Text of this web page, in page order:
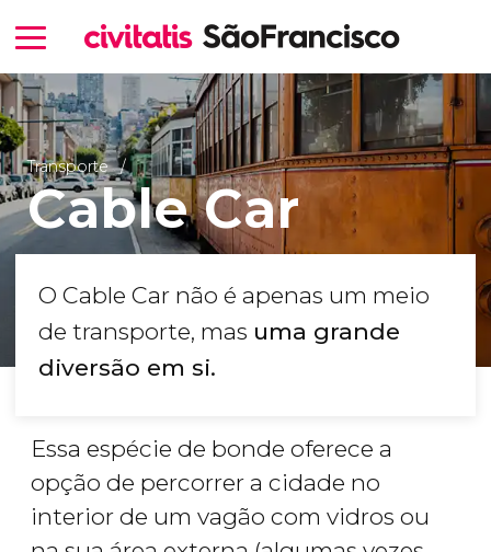
Transporte
Cable Car
O Cable Car não é apenas um meio
de transporte, mas uma grande
diversão em si.
Essa espécie de bonde oferece a
opção de percorrer a cidade no
interior de um vagão com vidros ou